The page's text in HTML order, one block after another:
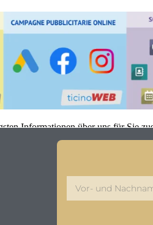
Informationen über uns für Sie